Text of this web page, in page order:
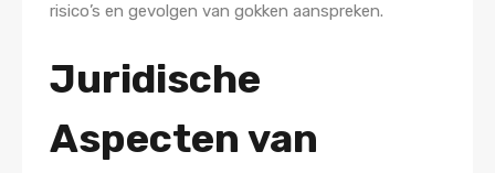
risico’s en gevolgen van gokken aanspreken.
Juridische
Aspecten van